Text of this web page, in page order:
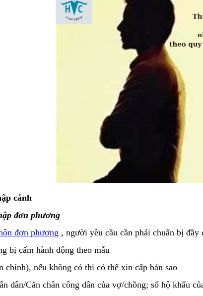
cảnh
đơn phương
đơn phương , người yêu cầu cần phải chuẩn bị đầy
bị cấm hành động theo mẫu
chính), nếu không có thì có thể xin cấp bản sao
dân/Căn chân công dân của vợ/chồng; sổ hộ khẩu